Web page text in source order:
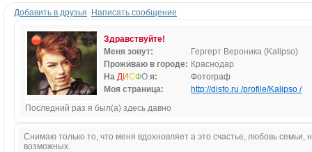
Добавить в друзья Написать сообщение
Здравствуйте!
Меня зовут:
Гергерт Вероника (Kalipso)
Проживаю в городе: Краснодар
На ДИСФО я:
Фотограф
Моя страница:
http://disfo.ru /profile/Kalipso /
Последний раз я был(а) здесь давно
Снимаю только то, что меня вдохновляет а это счастье, любовь
возможных.